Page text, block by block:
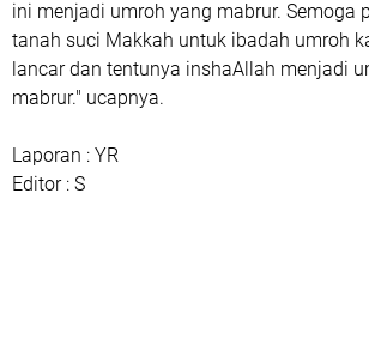
ini menjadi umroh yang mabrur. Semoga
tanah suci Makkah untuk ibadah umroh
lancar dan tentunya inshaAllah menjadi
mabrur." ucapnya.
Laporan : YR
Editor : S